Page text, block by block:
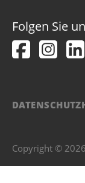
Folgen Sie
Copyright ©